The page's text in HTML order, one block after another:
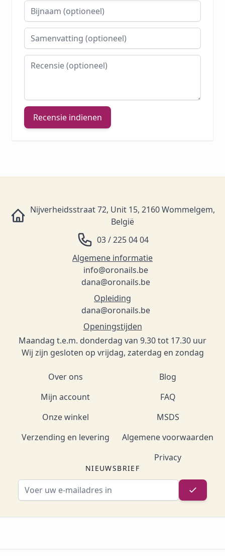
Bijnaam
Samenvatting
Recensie
Recensie indienen
Nijverheidsstraat 72, Unit 15, 2160 Wommelgem,
België
03 / 225 04 04
Algemene informatie
info@oronails.be
dana@oronails.be
Opleiding
dana@oronails.be
Openingstijden
Maandag t.e.m. donderdag van 9.30 tot 17.30 uur
Wij zijn gesloten op vrijdag, zaterdag en zondag
Over ons
Mijn account
Onze winkel
Verzending en levering
Blog
FAQ
MSDS
Algemene voorwaarden
Privacy
NIEUWSBRIEF